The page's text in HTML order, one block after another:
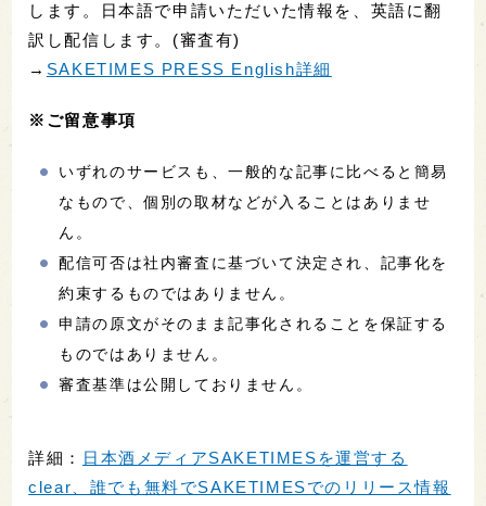
します。日本語で申請いただいた情報を、英語に翻
訳し配信します。(審査有)
→ SAKETIMES PRESS English詳細
※ご留意事項
いずれのサービスも、一般的な記事に比べると簡易
なもので、個別の取材などが入ることはありませ
ん。
配信可否は社内審査に基づいて決定され、記事化を
約束するものではありません。
申請の原文がそのまま記事化されることを保証する
ものではありません。
審査基準は公開しておりません。
詳細：
日本酒メディアSAKETIMESを運営する
clear、誰でも無料でSAKETIMESでのリリース情報